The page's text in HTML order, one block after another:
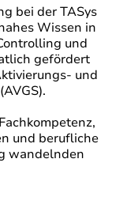
bei der TASys
Wissen in
und
gefördert
und
und berufliche
wandelnden